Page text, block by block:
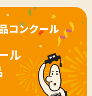
コンクール
ル